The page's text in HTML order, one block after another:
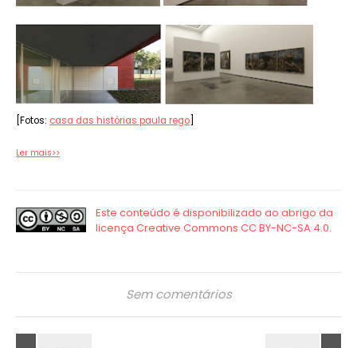
[Fotos: casa das histórias paula rego
Ler mais>>
Sem comentários